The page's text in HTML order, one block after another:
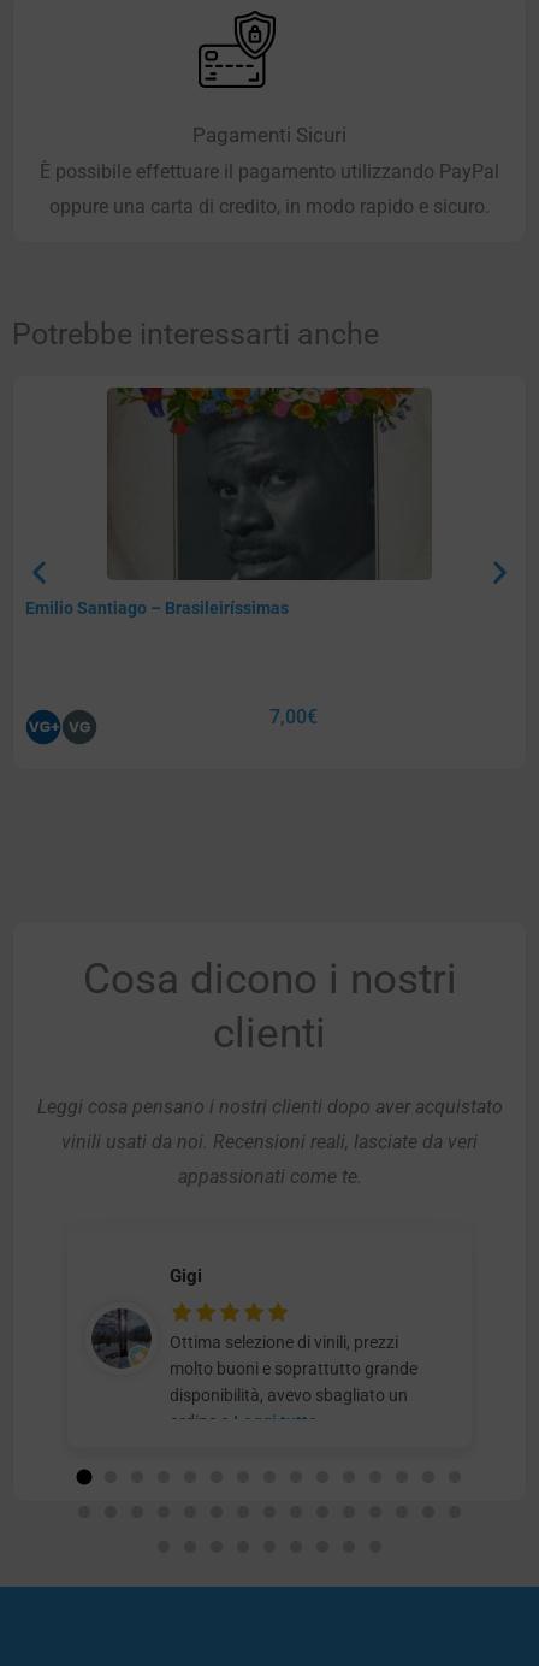
Pagamenti Sicuri
È possibile effettuare il pagamento utilizzando PayPal
oppure una carta di credito, in modo rapido e sicuro.
Potrebbe interessarti anche
Emilio Santiago – Brasileiríssimas
7,00€
Cosa dicono i nostri
clienti
Leggi cosa pensano i nostri clienti dopo aver acquistato
vinili usati da noi. Recensioni reali, lasciate da veri
appassionati come te.
Gigi
Ottima selezione di vinili, prezzi
molto buoni e soprattutto grande
disponibilità, avevo sbagliato un
ordine e Leggi tutto